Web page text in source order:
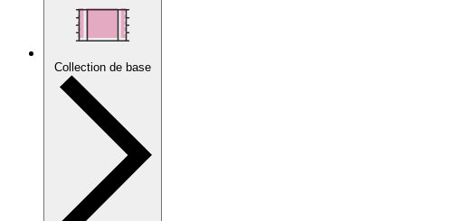
Collection de base